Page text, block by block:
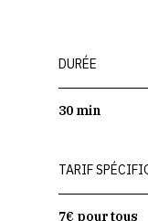
DURÉE
30 min
TARIF
7€ pour tous